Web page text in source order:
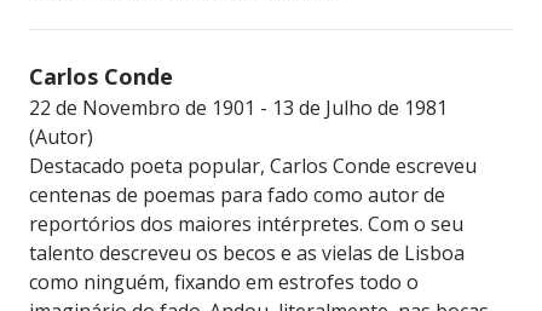
Carlos Conde
22 de Novembro de 1901 - 13 de Julho de 1981
(Autor)
Destacado poeta popular, Carlos Conde escreveu
centenas de poemas para fado como autor de
reportórios dos maiores intérpretes. Com o seu
talento descreveu os becos e as vielas de Lisboa
como ninguém, fixando em estrofes todo o